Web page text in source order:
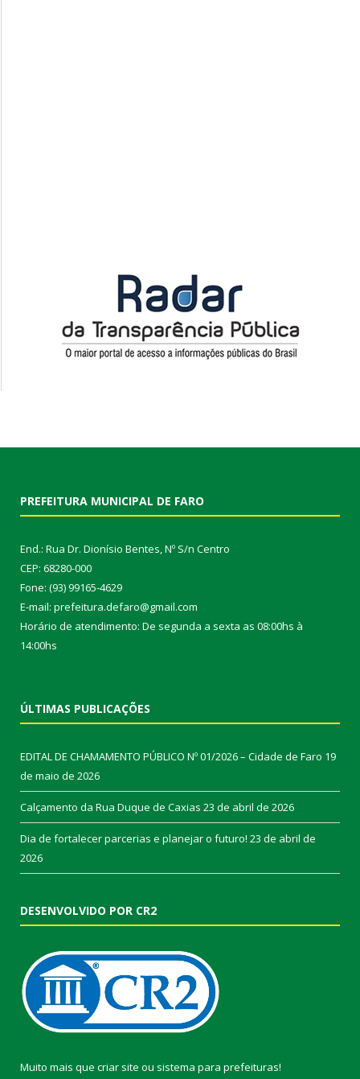
PREFEITURA MUNICIPAL DE FARO
End.: Rua Dr. Dionísio Bentes, Nº S/n Centro
CEP: 68280-000
Fone: (93) 99165-4629
E-mail: prefeitura.defaro@gmail.com
Horário de atendimento: De segunda a sexta as 08:00hs à
14:00hs
ÚLTIMAS PUBLICAÇÕES
EDITAL DE CHAMAMENTO PÚBLICO Nº 01/2026 – Cidade de Faro 19
de maio de 2026
Calçamento da Rua Duque de Caxias 23 de abril de 2026
Dia de fortalecer parcerias e planejar o futuro! 23 de abril de
2026
DESENVOLVIDO POR CR2
Muito mais que criar site ou sistema para prefeituras!